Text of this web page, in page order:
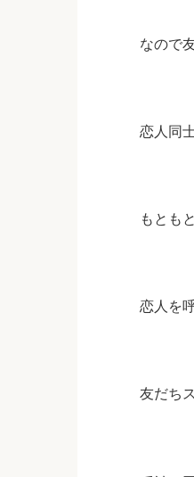
なので
恋人同
もとも
恋人を
友だち